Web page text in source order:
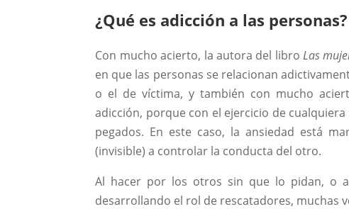
¿Qué es adicción a las personas?
Con mucho acierto, la autora del libroLas
en que las personas se relacionan
o el de víctima, y también con mucho
adicción, porque con el ejercicio de
pegados. En este caso, la ansiedad está
(invisible) a controlar la conducta del otro.
Al hacer por los otros sin que lo pidan, o
desarrollando el rol de rescatadores, muchas